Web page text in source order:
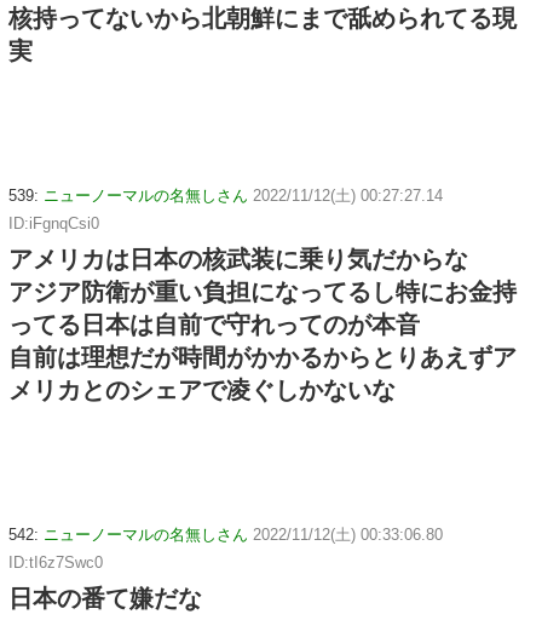
核持ってないから北朝鮮にまで舐められてる現
実
539: ニューノーマルの名無しさん 2022/11/12(土) 00:27:27.14
ID:iFgnqCsi0
アメリカは日本の核武装に乗り気だからな
アジア防衛が重い負担になってるし特にお金持
ってる日本は自前で守れってのが本音
自前は理想だが時間がかかるからとりあえずア
メリカとのシェアで凌ぐしかないな
542: ニューノーマルの名無しさん 2022/11/12(土) 00:33:06.80
ID:tI6z7Swc0
日本の番て嫌だな